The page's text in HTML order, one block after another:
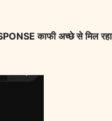
काफी अच्छे से मिल